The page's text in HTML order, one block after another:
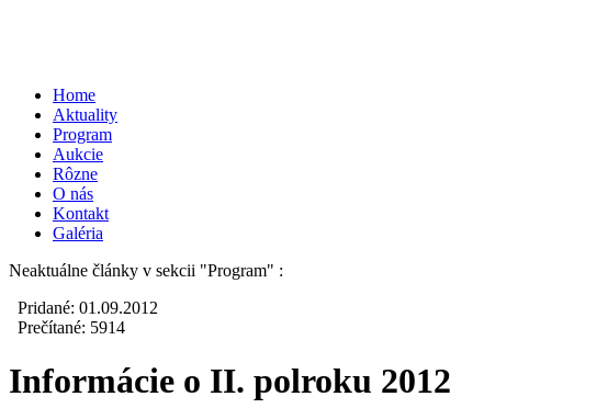
Home
Aktuality
Program
Aukcie
Rôzne
O nás
Kontakt
Galéria
Neaktuálne články v sekcii "Program" :
Pridané: 01.09.2012
Prečítané: 5914
Informácie o II. polroku 2012